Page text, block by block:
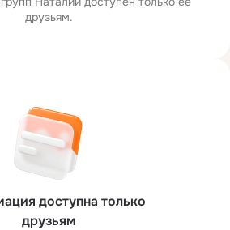
доступна только
друзьям
друзьям.